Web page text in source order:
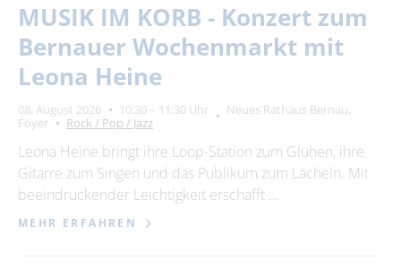
MUSIK IM KORB - Konzert zum
Bernauer Wochenmarkt mit
Leona Heine
08. August 2026 10:30 – 11:30 Uhr
Neues Rathaus Bernau,
Foyer
Rock / Pop / Jazz
Leona Heine bringt ihre Loop-Station zum Glühen, ihre
Gitarre zum Singen und das Publikum zum Lächeln. Mit
beeindruckender Leichtigkeit erschafft …
MEHR ERFAHREN